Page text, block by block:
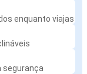
enquanto viajas
segurança